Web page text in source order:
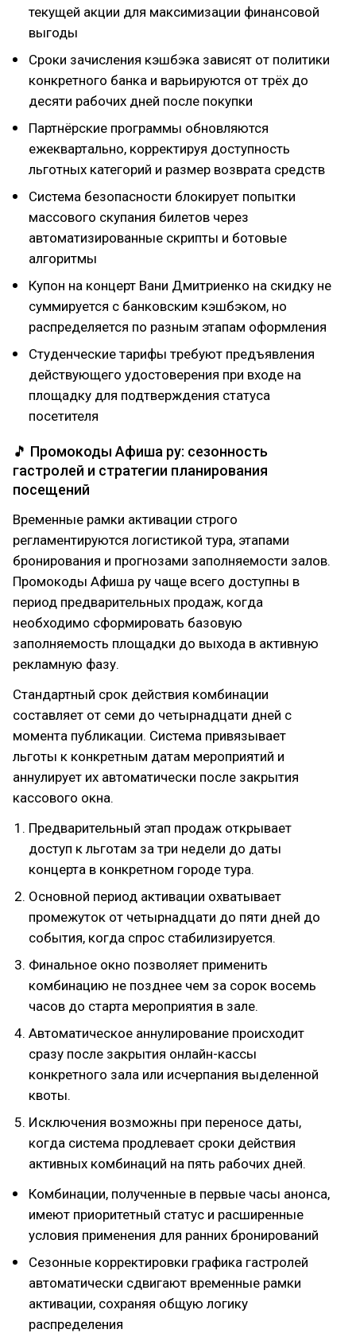
текущей акции для максимизации финансовой
выгоды
Сроки зачисления кэшбэка зависят от политики
конкретного банка и варьируются от трёх до
десяти рабочих дней после покупки
Партнёрские программы обновляются
ежеквартально, корректируя доступность
льготных категорий и размер возврата средств
Система безопасности блокирует попытки
массового скупания билетов через
автоматизированные скрипты и ботовые
алгоритмы
Купон на концерт Вани Дмитриенко на скидку не
суммируется с банковским кэшбэком, но
распределяется по разным этапам оформления
Студенческие тарифы требуют предъявления
действующего удостоверения при входе на
площадку для подтверждения статуса
посетителя
🎵 Промокоды Афиша ру: сезонность
гастролей и стратегии планирования
посещений
Временные рамки активации строго
регламентируются логистикой тура, этапами
бронирования и прогнозами заполняемости залов.
Промокоды Афиша ру чаще всего доступны в
период предварительных продаж, когда
необходимо сформировать базовую
заполняемость площадки до выхода в активную
рекламную фазу.
Стандартный срок действия комбинации
составляет от семи до четырнадцати дней с
момента публикации. Система привязывает
льготы к конкретным датам мероприятий и
аннулирует их автоматически после закрытия
кассового окна.
Предварительный этап продаж открывает
доступ к льготам за три недели до даты
концерта в конкретном городе тура.
Основной период активации охватывает
промежуток от четырнадцати до пяти дней до
события, когда спрос стабилизируется.
Финальное окно позволяет применить
комбинацию не позднее чем за сорок восемь
часов до старта мероприятия в зале.
Автоматическое аннулирование происходит
сразу после закрытия онлайн-кассы
конкретного зала или исчерпания выделенной
квоты.
Исключения возможны при переносе даты,
когда система продлевает сроки действия
активных комбинаций на пять рабочих дней.
Комбинации, полученные в первые часы анонса,
имеют приоритетный статус и расширенные
условия применения для ранних бронирований
Сезонные корректировки графика гастролей
автоматически сдвигают временные рамки
активации, сохраняя общую логику
распределения